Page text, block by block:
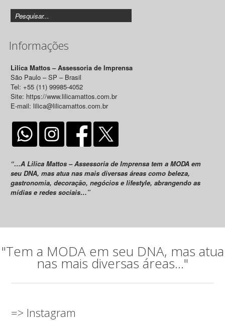
Informações
Lilica Mattos – Assessoria de Imprensa
São Paulo – SP – Brasil
Tel: +55 (11) 99985-4052
Site: https://www.lilicamattos.com.br
E-mail: lilica@lilicamattos.com.br
“…A Lilica Mattos – Assessoria de Imprensa tem a MODA em
seu DNA, mas atua nas mais diversas áreas como beleza,
gastronomia, decoração, negócios e lifestyle, abrangendo as
mídias e redes sociais…”
"Tem a MODA em seu DNA, mas atua
nas mais diversas áreas..."
=> Instagram